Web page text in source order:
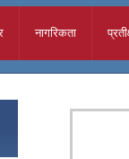
नागरिकता